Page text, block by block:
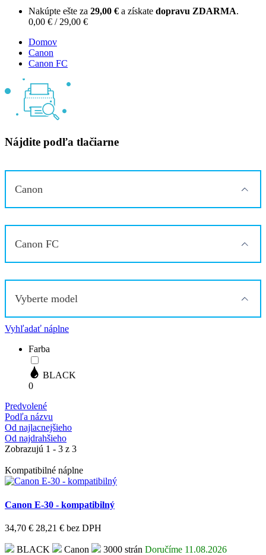
Nakúpte ešte za 29,00 € a získate dopravu ZDARMA.
0,00 € / 29,00 €
Domov
Canon
Canon FC
Nájdite podľa tlačiarne
Canon
Canon FC
Vyberte model
Vyhľadať náplne
Farba
BLACK
0
Predvolené
Podľa názvu
Od najlacnejšieho
Od najdrahšieho
Zobrazujú 1 - 3 z 3
Kompatibilné náplne
Canon E-30 - kompatibilný
34,70 € 28,21 € bez DPH
BLACK Canon 3000 strán Doručíme 11.08.2026